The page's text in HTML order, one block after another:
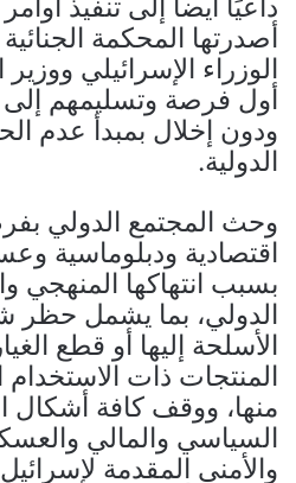
داعيًا أيضا إلى تنفيذ
أصدرتها المحكمة
الوزراء الإسرائيلي
أول فرصة وتسليمهم إلى
ودون إخلال بمبدأ عدم
الدولية.
وحث المجتمع الدولي
اقتصادية ودبلوماسية
بسبب انتهاكها المنهجي
الدولي، بما يشمل حظر
الأسلحة إليها أو قطع
المنتجات ذات الاستخدام
منها، ووقف كافة أشكال
السياسي والمالي
والأمني المقدمة